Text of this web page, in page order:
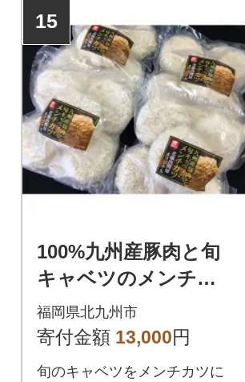
15
100%九州産豚肉と旬
キャベツのメンチカ
ツ(5個×4パック) ST
12-S11
福岡県北九州市
寄付金額 13,000円
旬のキャベツをメンチカツに